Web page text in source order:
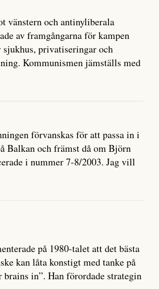
vänstern och antinyliberala
av framgångarna för kampen
privatiseringar och
Kommunismen jämställs med
förvanskas för att passa in i
Balkan och främst då om Björn
i nummer 7-8/2003. Jag vill
på 1980-talet att det bästa
kan låta konstigt med tanke på
in”. Han förordade strategin